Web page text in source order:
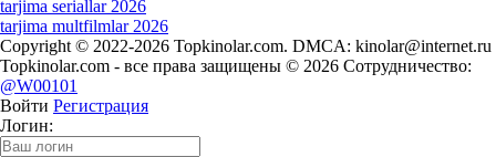
tarjima seriallar 2026
tarjima multfilmlar 2026
Copyright © 2022-2026 Topkinolar.com. DMCA: kinolar@internet.ru
Topkinolar.com - все права защищены © 2026 Сотрудничество:
@W00101
Войти Регистрация
Логин: